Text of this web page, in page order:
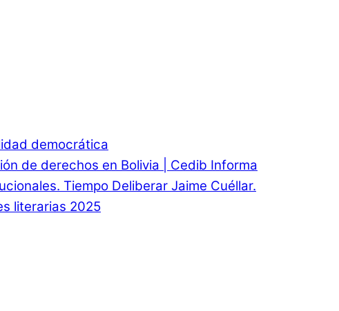
democrática
de derechos en Bolivia | Cedib Informa
Tiempo Deliberar Jaime Cuéllar.
literarias 2025